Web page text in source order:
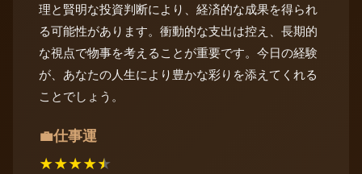
理と賢明な投資判断により、経済的な成果を得られ
る可能性があります。衝動的な支出は控え、長期的
な視点で物事を考えることが重要です。今日の経験
が、あなたの人生により豊かな彩りを添えてくれる
ことでしょう。
💼仕事運
★★★★★